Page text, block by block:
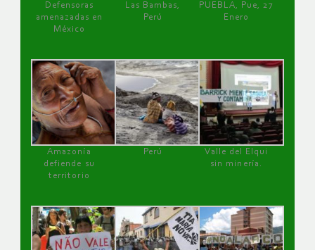
Defensoras
amenazadas en
México
Las Bambas,
Perú
PUEBLA, Pue, 27
Enero
Amazonía
defiende su
territorio
Perú
Valle del Elqui
sin minería.